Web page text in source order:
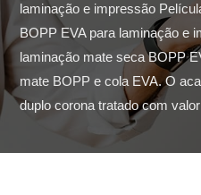
laminação e impressão
BOPP EVA para laminação e
laminação mate seca BOPP
mate BOPP e cola EVA. O
duplo corona tratado com